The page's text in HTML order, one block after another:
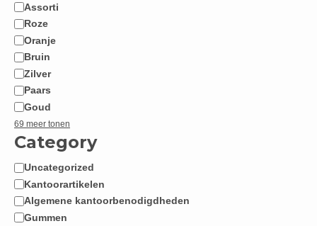
Assorti
Roze
Oranje
Bruin
Zilver
Paars
Goud
69 meer tonen
Category
Categorie
Uncategorized
Kantoorartikelen
Algemene kantoorbenodigdheden
Gummen